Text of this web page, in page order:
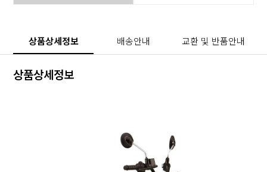
상품상세정보 배송안내 교환 및 반품안내
상품상세정보